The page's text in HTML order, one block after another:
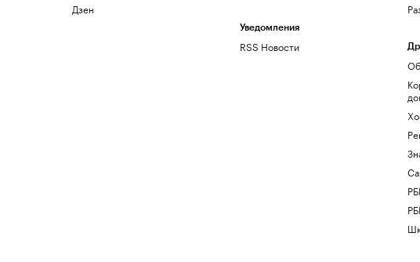
Дзен
Уведомления
RSS Новости